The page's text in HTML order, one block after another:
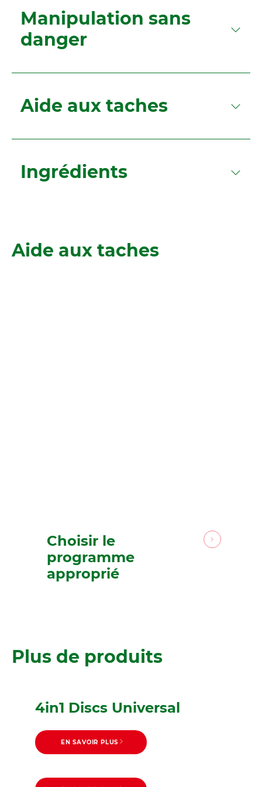
Manipulation sans
danger
Aide aux taches
Ingrédients
Aide aux taches
Choisir le
programme
approprié
Plus de produits
4in1 Discs Universal
EN SAVOIR PLUS